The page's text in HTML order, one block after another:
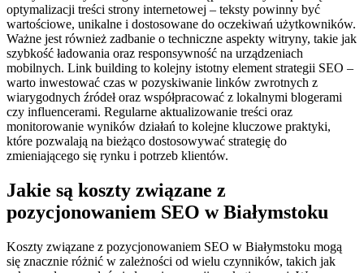
optymalizacji treści strony internetowej – teksty powinny być
wartościowe, unikalne i dostosowane do oczekiwań użytkowników.
Ważne jest również zadbanie o techniczne aspekty witryny, takie jak
szybkość ładowania oraz responsywność na urządzeniach
mobilnych. Link building to kolejny istotny element strategii SEO –
warto inwestować czas w pozyskiwanie linków zwrotnych z
wiarygodnych źródeł oraz współpracować z lokalnymi blogerami
czy influencerami. Regularne aktualizowanie treści oraz
monitorowanie wyników działań to kolejne kluczowe praktyki,
które pozwalają na bieżąco dostosowywać strategię do
zmieniającego się rynku i potrzeb klientów.
Jakie są koszty związane z
pozycjonowaniem SEO w Białymstoku
Koszty związane z pozycjonowaniem SEO w Białymstoku mogą
się znacznie różnić w zależności od wielu czynników, takich jak